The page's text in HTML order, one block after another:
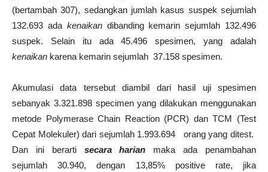
(bertambah 307), sedangkan jumlah kasus suspek sejumlah
132.693 ada kenaikandibanding kemarin sejumlah 132.496
suspek. Selain itu ada 45.496 spesimen, yang adalah
kenaikan karena kemarin sejumlah 37.158 spesimen.
Akumulasi data tersebut diambil dari hasil uji spesimen
sebanyak 3.321.898 specimen yang dilakukan menggunakan
metode Polymerase Chain Reaction (PCR) dan TCM (Test
Cepat Molekuler) dari sejumlah 1.993.694
orang yang ditest.
Dan ini berartisecara harian maka ada penambahan
sejumlah 30.940, dengan 13,85% positive rate, jika